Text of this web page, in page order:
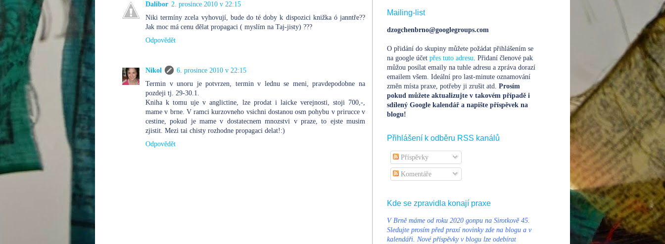
Dalibor 2. prosince 2010 v 22:15
Niki termíny zcela vyhovují, bude do té doby k dispozici knižka ó janntře??
Jak moc má cenu dělat propagaci ( myslím na Taj-jisty) ???
Odpovědět
Nikol
6. prosince 2010 v 22:15
Termin v unoru je potvrzen, termin v lednu se meni, pravdepodobne na
pozdeji tj. 29-30.1.
Kniha k tomu uje v anglictine, lze prodat i laicke verejnosti, stoji 700,-,
mame v brne. V ramci kurzovneho vsichni dostanou osm pohybu v prirucce v
cestine, pokud je mame v dostatecnem mnozstvi v praze, to ejste musim
zjistit. Mezi tai chisty rozhodne propagaci delat!:)
Odpovědět
Mailing-list
dzogchenbrno@googlegroups.com
O přidání do skupiny můžete požádat přihlášením se
na google účet přes tuto adresu. Přidaní členové pak
můžou posílat emaily na tuhle adresu a zpráva dorazí
emailem všem. Ideální pro last-minute oznamování
změn místa praxe, potřeby ji zrušit atd. Prosím
pokud můžete aktualizujte v takovém případě i
sdílený Google kalendář a napište příspěvek na
blogu!
Přihlášení k odběru RSS kanálů
Příspěvky
Komentáře
Kde se zpravidla konají praxe
V Brně máme od roku 2020 gonpu na Sirotkově 45.
Sledujte prosím před praxí novinky zde na blogu a v
kalendáři. Nové příspěvky v blogu lze odebírat